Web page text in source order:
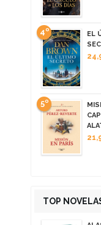
EL
4º
5º
TOP